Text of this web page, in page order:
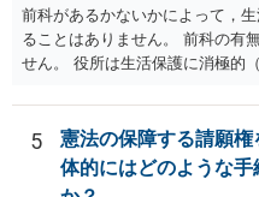
前科があるかないかによって，
ることはありません。 前科の有
せん。 役所は生活保護に消極的
と説明しましょう。
5
憲法の保障する請願
体的にはどのような